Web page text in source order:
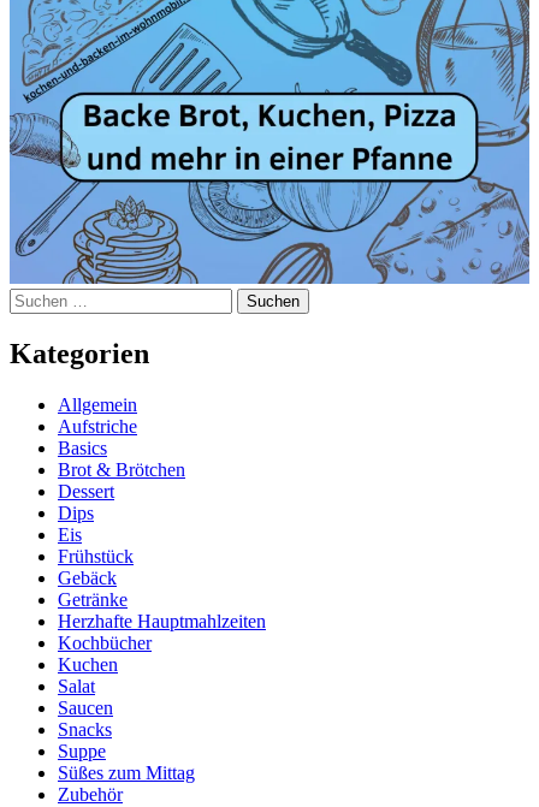
Suchen
nach:
Kategorien
Allgemein
Aufstriche
Basics
Brot & Brötchen
Dessert
Dips
Eis
Frühstück
Gebäck
Getränke
Herzhafte Hauptmahlzeiten
Kochbücher
Kuchen
Salat
Saucen
Snacks
Suppe
Süßes zum Mittag
Zubehör